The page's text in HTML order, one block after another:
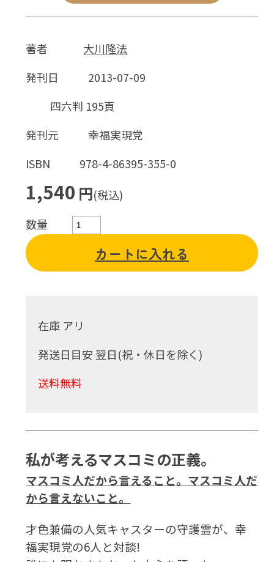
著者
大川隆法
発刊日
2013-07-09
四六判 195頁
発刊元
幸福実現党
ISBN
978-4-86395-355-0
1,540 円(税込)
数量
カートに入れる
在庫 アリ
発送日目安 翌日(祝・休日を除く)
送料無料
私が考えるマスコミの正義。
マスコミ人だから言えること。マスコミ人だ
から言えないこと。
才色兼備の人気キャスターの守護霊が、幸
福実現党の6人と対談!